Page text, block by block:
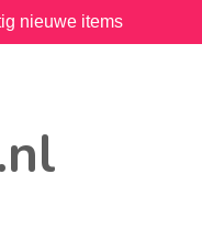
nieuwe items